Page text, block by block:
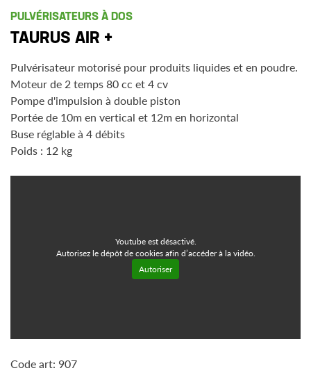
PULVÉRISATEURS À DOS
TAURUS AIR +
Pulvérisateur motorisé pour produits liquides et en poudre.
Moteur de 2 temps 80 cc et 4 cv
Pompe d'impulsion à double piston
Portée de 10m en vertical et 12m en horizontal
Buse réglable à 4 débits
Poids : 12 kg
Youtube est désactivé.
Autorisez le dépôt de cookies afin d’accéder à la vidéo.
Autoriser
Code art: 907